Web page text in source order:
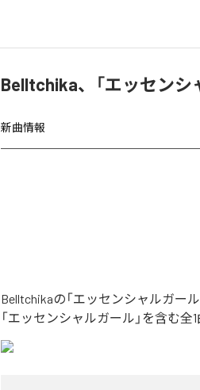
Belltchika、「エッセンシ
新曲情報
Belltchikaの「エッセンシャルガー
「エッセンシャルガール」を含む全